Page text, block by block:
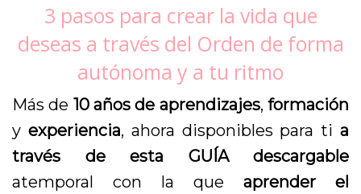
3 pasos para crear la vida que
deseas a través del Orden de forma
autónoma y a tu ritmo
Más de 10 años de aprendizajes,formación
y experiencia, ahora disponibles para tia
través de esta GUÍA descargable
atemporal con la que aprender el